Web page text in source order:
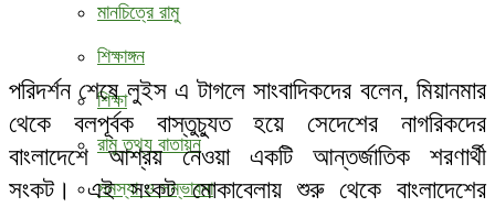
মানচিত্রে রামু
শিক্ষাঙ্গন
শিক্ষা
রামু তথ্য বাতায়ন
সমস্যা ও সম্ভাবনা
পরিদর্শন শেষে লুইস এ টাগলে সাংবাদিকদের বলেন, মিয়ানমার
থেকে বলপূর্বক বাস্তুচ্যুত হয়ে সেদেশের নাগরিকদের
বাংলাদেশে আশ্রয় নেওয়া একটি আন্তর্জাতিক শরণার্থী
সংকট। এই সংকট মোকাবেলায় শুরু থেকে বাংলাদেশের